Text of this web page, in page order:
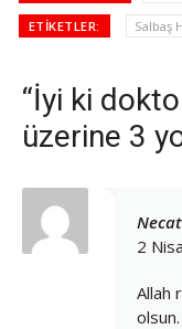
ETIKETLER: Salbaş
“İyi ki
üzerine 3
2
Allah
olsun.